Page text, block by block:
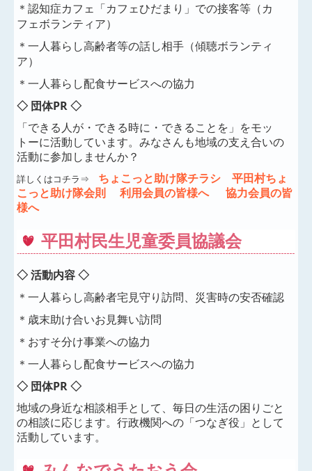
＊認知症カフェ「カフェひだまり」での接客等（カ
フェボランティア）
＊一人暮らし高齢者等の話し相手（傾聴ボランティ
ア）
＊一人暮らし配食サービスへの協力
◇ 団体PR ◇
「できる人が・できる時に・できることを」をモッ
トーに活動しています。みなさんも地域の支え合いの
活動に参加しませんか？
詳しくはコチラ⇒ ちょこっと助け隊チラシ
平田村ちょ
こっと助け隊会則
利用会員の皆様へ
協力会員の皆
様へ
平田村民生児童委員協議会
◇ 活動内容 ◇
＊一人暮らし高齢者宅見守り訪問、災害時の安否確認
＊歳末助け合いお見舞い訪問
＊おすそ分け事業への協力
＊一人暮らし配食サービスへの協力
◇ 団体PR ◇
地域の身近な相談相手として、毎日の生活の困りごと
の相談に応じます。行政機関への「つなぎ役」として
活動しています。